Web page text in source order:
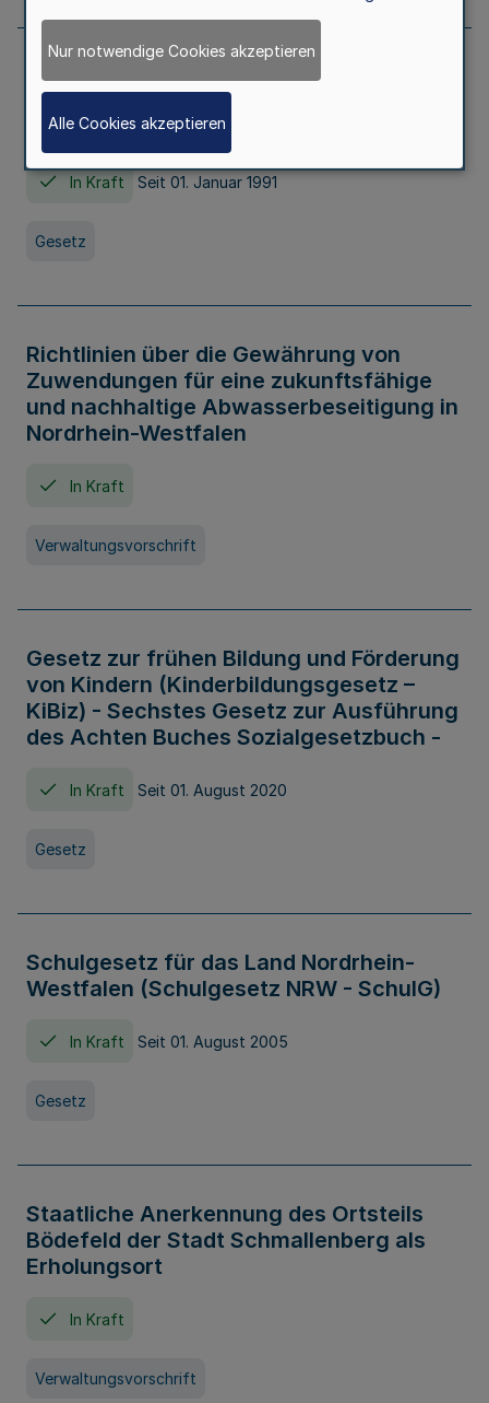
Erstes Gesetz zur Ausführung des
Kinder- und Jugendhilfegesetzes - AG -
KJHG -
In Kraft Seit 01. Januar 1991
Gesetz
Richtlinien über die Gewährung von
Zuwendungen für eine zukunftsfähige
und nachhaltige Abwasserbeseitigung in
Nordrhein-Westfalen
In Kraft
Verwaltungsvorschrift
Gesetz zur frühen Bildung und Förderung
von Kindern (Kinderbildungsgesetz –
KiBiz) - Sechstes Gesetz zur Ausführung
des Achten Buches Sozialgesetzbuch -
In Kraft Seit 01. August 2020
Gesetz
Schulgesetz für das Land Nordrhein-
Westfalen (Schulgesetz NRW - SchulG)
In Kraft Seit 01. August 2005
Gesetz
Staatliche Anerkennung des Ortsteils
Bödefeld der Stadt Schmallenberg als
Erholungsort
In Kraft
Verwaltungsvorschrift
Nur notwendige Cookies akzeptieren
Alle Cookies akzeptieren